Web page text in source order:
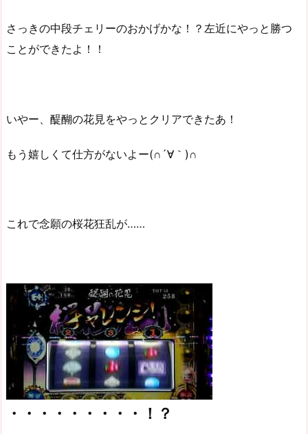
さっきの中段チェリーのおかげかな！？左近にやっと勝つ
ことができたよ！！
いやー、醍醐の花見をやっとクリアできたあ！
もう嬉しくて仕方がないよー(∩´∀｀)∩
これで念願の桜花狂乱が……
・・・・・・・・・！？